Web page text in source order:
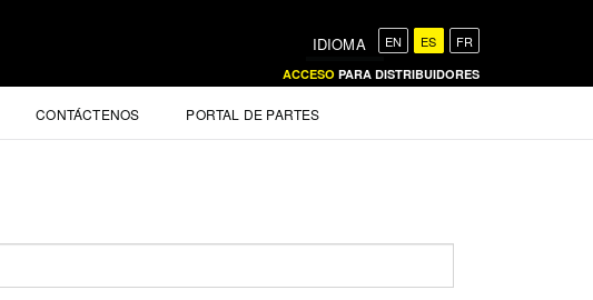
IDIOMA EN ES FR
ACCESO PARA DISTRIBUIDORES
CONTÁCTENOS PORTAL DE PARTES